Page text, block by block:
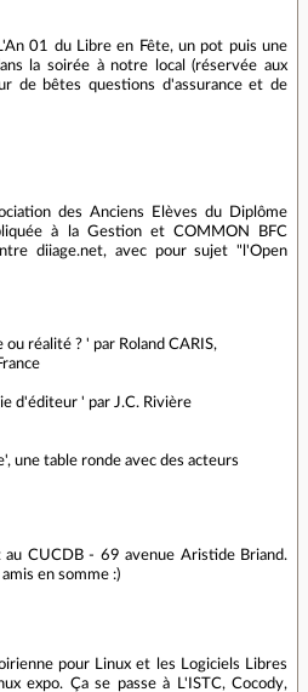
01 du Libre en Fête, un pot puis une
la soirée à notre local (réservée aux
de bêtes questions d'assurance et de
des Anciens Elèves du Diplôme
à la Gestion et COMMON BFC
diiage.net, avec pour sujet "l'Open
réalité ? ' par Roland CARIS,
d'éditeur ' par J.C. Rivière
une table ronde avec des acteurs
CUCDB - 69 avenue Aristide Briand.
en somme :)
pour Linux et les Logiciels Libres
expo. Ça se passe à L'ISTC, Cocody,